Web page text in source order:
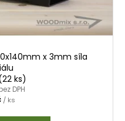
x 3mm síla
22 ks)
DPH
/ ks